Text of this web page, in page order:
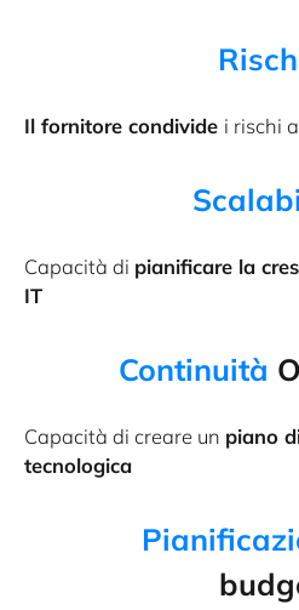
Il fornitore condivide i rischi
Capacità di pianificare la
IT
Continuità
Capacità di creare un piano
tecnologica